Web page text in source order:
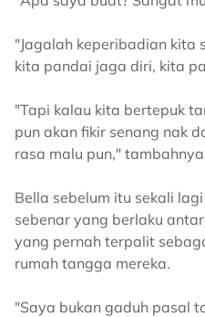
"Jagalah keperibadian kita
kita pandai jaga diri, kita
"Tapi kalau kita bertepuk
pun akan fikir senang nak
rasa malu pun,"
Bella sebelum itu sekali
sebenar yang berlaku
yang pernah terpalit
rumah tangga mereka.
"Saya bukan gaduh pasal